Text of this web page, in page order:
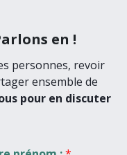
en !
personnes, revoir
ensemble de
pour en discuter